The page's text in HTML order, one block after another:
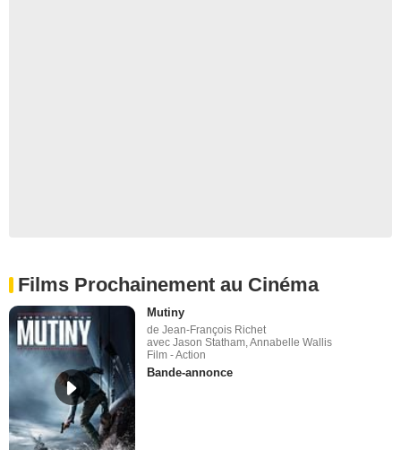
Films Prochainement au Cinéma
Mutiny
de Jean-François Richet
avec Jason Statham, Annabelle Wallis
Film - Action
Bande-annonce